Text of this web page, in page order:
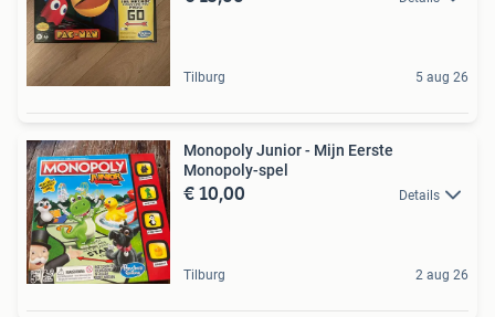
Tilburg 5 aug 26
Monopoly Junior - Mijn Eerste
Monopoly-spel
€ 10,00 Details
Tilburg 2 aug 26